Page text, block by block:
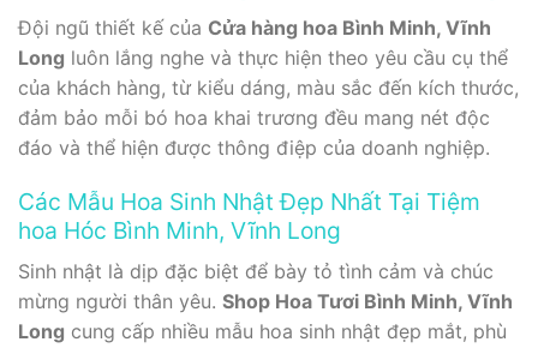
Đội ngũ thiết kế của Cửa hàng hoa Bình Minh, Vĩnh
Long luôn lắng nghe và thực hiện theo yêu cầu cụ thể
của khách hàng, từ kiểu dáng, màu sắc đến kích thước,
đảm bảo mỗi bó hoa khai trương đều mang nét độc
đáo và thể hiện được thông điệp của doanh nghiệp.
Các Mẫu Hoa Sinh Nhật Đẹp Nhất Tại Tiệm
hoa Hóc Bình Minh, Vĩnh Long
Sinh nhật là dịp đặc biệt để bày tỏ tình cảm và chúc
mừng người thân yêu. Shop Hoa Tươi Bình Minh, Vĩnh
Long cung cấp nhiều mẫu hoa sinh nhật đẹp mắt, phù